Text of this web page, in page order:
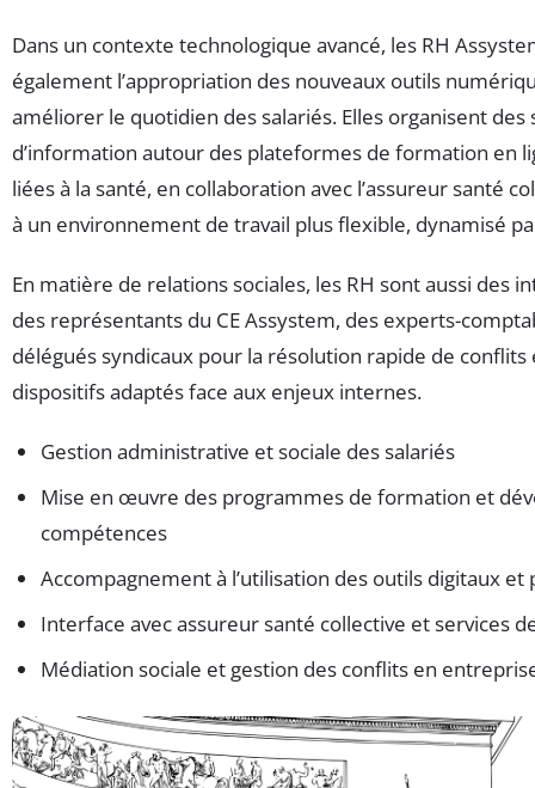
Dans un contexte technologique avancé, les RH
également l’appropriation des nouveaux outils
améliorer le quotidien des salariés. Elles organisent des
d’information autour des plateformes de formation en
liées à la santé, en collaboration avec l’assureur santé
à un environnement de travail plus flexible, dynamisé
En matière de relations sociales, les RH sont aussi des
des représentants du CE Assystem, des experts-
délégués syndicaux pour la résolution rapide de conflits
dispositifs adaptés face aux enjeux internes.
Gestion administrative et sociale des salariés
Mise en œuvre des programmes de formation et
compétences
Accompagnement à l’utilisation des outils digitaux
Interface avec assureur santé collective et services
Médiation sociale et gestion des conflits en